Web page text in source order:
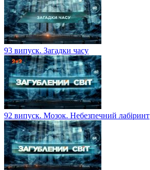
93 випуск. Загадки часу
92 випуск. Мозок. Небезпечний лабіринт